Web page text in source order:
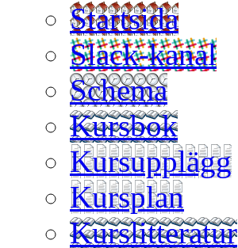
Startsida
Slack-kanal
Schema
Kursbok
Kursupplägg
Kursplan
Kurslitteratur